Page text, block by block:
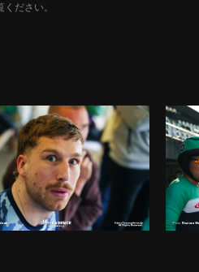
ださい。